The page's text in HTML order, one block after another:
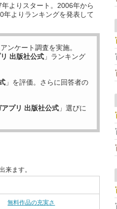
よりスタート。2006年から
年よりランキングを発表して
ンケート調査を実施。
出版社公式 」ランキング
」を評価。さらに回答者の
アプリ 出版社公式 」選びに
来ます。
無料作品の充実さ